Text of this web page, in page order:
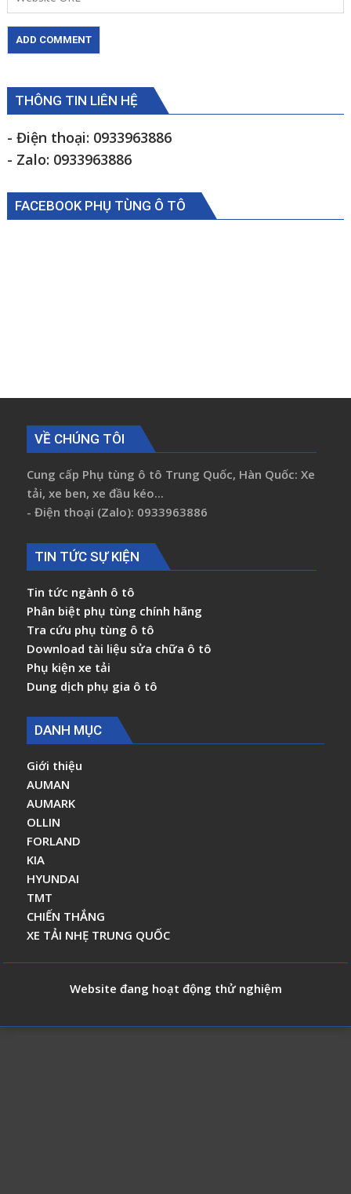
THÔNG TIN LIÊN HỆ
- Điện thoại: 0933963886
- Zalo: 0933963886
FACEBOOK PHỤ TÙNG Ô TÔ
VỀ CHÚNG TÔI
Cung cấp Phụ tùng ô tô Trung Quốc, Hàn Quốc: Xe
tải, xe ben, xe đầu kéo...
- Điện thoại (Zalo): 0933963886
TIN TỨC SỰ KIỆN
Tin tức ngành ô tô
Phân biệt phụ tùng chính hãng
Tra cứu phụ tùng ô tô
Download tài liệu sửa chữa ô tô
Phụ kiện xe tải
Dung dịch phụ gia ô tô
DANH MỤC
Giới thiệu
AUMAN
AUMARK
OLLIN
FORLAND
KIA
HYUNDAI
TMT
CHIẾN THẮNG
XE TẢI NHẸ TRUNG QUỐC
Website đang hoạt động thử nghiệm